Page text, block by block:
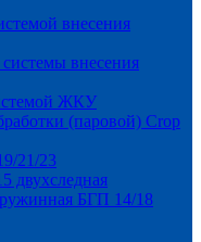
внесения
внесения
ЖКУ
(паровой) Crop
21/23
двухследная
БГП 14/18